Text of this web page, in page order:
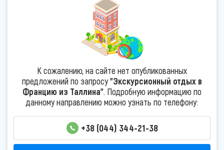
К сожалению, на сайте нет опубликованных
предложений по запросу"Экскурсионный отдых в
Францию из Таллина". Подробную информацию по
данному направлению можно узнать по телефону:
+38 (044) 344-21-38